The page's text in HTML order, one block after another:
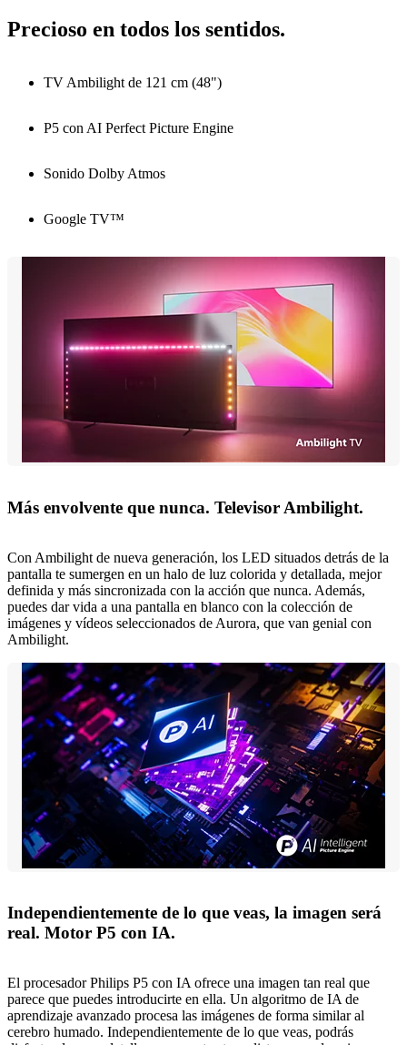
Precioso en todos los sentidos.
TV Ambilight de 121 cm (48")
P5 con AI Perfect Picture Engine
Sonido Dolby Atmos
Google TV™
Más envolvente que nunca. Televisor Ambilight.
Con Ambilight de nueva generación, los LED situados detrás de la
pantalla te sumergen en un halo de luz colorida y detallada, mejor
definida y más sincronizada con la acción que nunca. Además,
puedes dar vida a una pantalla en blanco con la colección de
imágenes y vídeos seleccionados de Aurora, que van genial con
Ambilight.
Independientemente de lo que veas, la imagen será
real. Motor P5 con IA.
El procesador Philips P5 con IA ofrece una imagen tan real que
parece que puedes introducirte en ella. Un algoritmo de IA de
aprendizaje avanzado procesa las imágenes de forma similar al
cerebro humado. Independientemente de lo que veas, podrás